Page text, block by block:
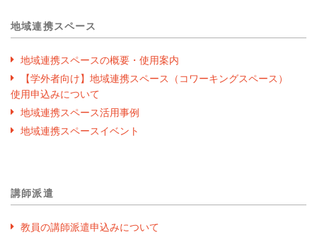
地域連携スペース
地域連携スペースの概要・使用案内
【学外者向け】地域連携スペース（コワーキングスペース）
使用申込みについて
地域連携スペース活用事例
地域連携スペースイベント
講師派遣
教員の講師派遣申込みについて